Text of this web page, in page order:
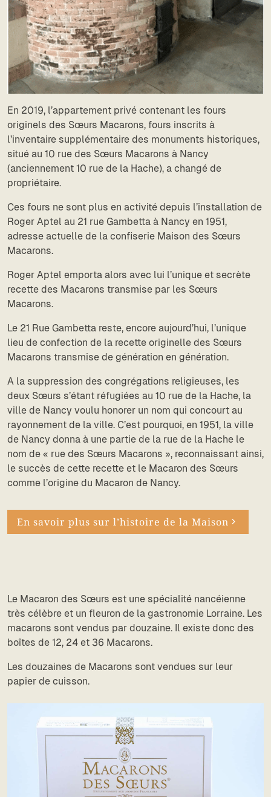
En 2019, l’appartement privé contenant les fours
originels des Sœurs Macarons, fours inscrits à
l’inventaire supplémentaire des monuments historiques,
situé au 10 rue des Sœurs Macarons à Nancy
(anciennement 10 rue de la Hache), a changé de
propriétaire.
Ces fours ne sont plus en activité depuis l’installation de
Roger Aptel au 21 rue Gambetta à Nancy en 1951,
adresse actuelle de la confiserie Maison des Sœurs
Macarons.
Roger Aptel emporta alors avec lui l’unique et secrète
recette des Macarons transmise par les Sœurs
Macarons.
Le 21 Rue Gambetta reste, encore aujourd’hui, l’unique
lieu de confection de la recette originelle des Sœurs
Macarons transmise de génération en génération.
A la suppression des congrégations religieuses, les
deux Sœurs s’étant réfugiées au 10 rue de la Hache, la
ville de Nancy voulu honorer un nom qui concourt au
rayonnement de la ville. C’est pourquoi, en 1951, la ville
de Nancy donna à une partie de la rue de la Hache le
nom de « rue des Sœurs Macarons », reconnaissant ainsi,
le succès de cette recette et le Macaron des Sœurs
comme l’origine du Macaron de Nancy.
En savoir plus sur l’histoire de la Maison
Le Macaron des Sœurs est une spécialité nancéienne
très célèbre et un fleuron de la gastronomie Lorraine. Les
macarons sont vendus par douzaine. Il existe donc des
boîtes de 12, 24 et 36 Macarons.
Les douzaines de Macarons sont vendues sur leur
papier de cuisson.